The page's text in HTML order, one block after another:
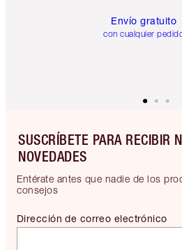
Envío gratuito
con cualquier
SUSCRÍBETE PARA RECIBIR
NOVEDADES
Entérate antes que nadie de los
consejos
Dirección de correo electrónico